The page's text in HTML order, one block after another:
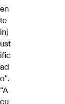
en
te
inj
ust
ific
ad
o”.
“A
cu